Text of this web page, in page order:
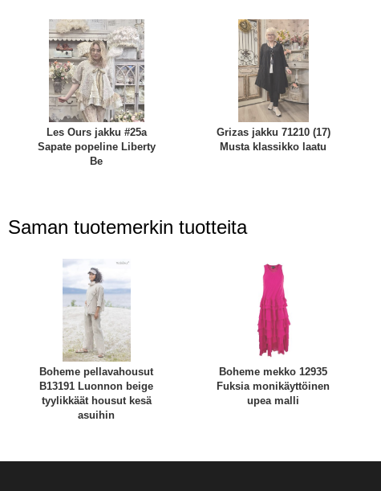
Les Ours jakku #25a
Sapate popeline Liberty
Be
Grizas jakku 71210 (17)
Musta klassikko laatu
Saman tuotemerkin tuotteita
Boheme pellavahousut
B13191 Luonnon beige
tyylikkäät housut kesä
asuihin
Boheme mekko 12935
Fuksia monikäyttöinen
upea malli